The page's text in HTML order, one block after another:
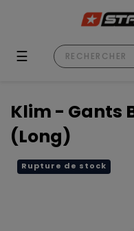
Basculer
☰
Klim - Gants
(Long)
Rupture de stock